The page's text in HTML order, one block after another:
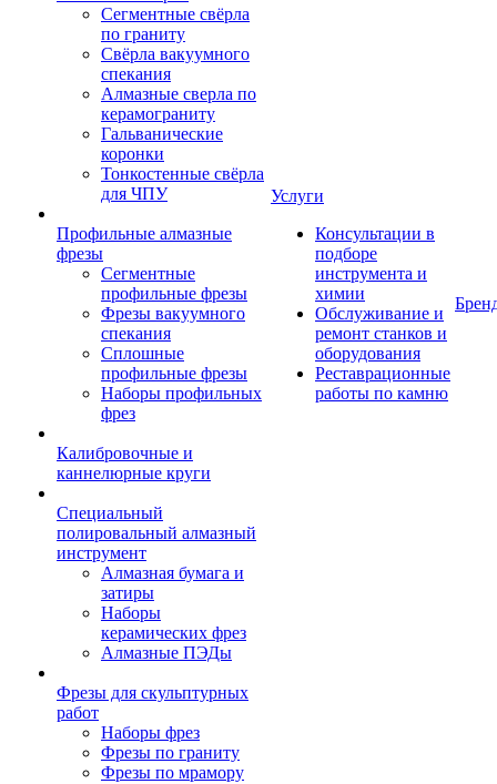
Сегментные свёрла
по граниту
Свёрла вакуумного
спекания
Алмазные сверла по
керамограниту
Гальванические
коронки
Тонкостенные свёрла
для ЧПУ
Профильные алмазные
фрезы
Сегментные
профильные фрезы
Фрезы вакуумного
спекания
Сплошные
профильные фрезы
Наборы профильных
фрез
Калибровочные и
каннелюрные круги
Специальный
полировальный алмазный
инструмент
Алмазная бумага и
затиры
Наборы
керамических фрез
Алмазные ПЭДы
Фрезы для скульптурных
работ
Наборы фрез
Фрезы по граниту
Фрезы по мрамору
Услуги
Консультации в
подборе
инструмента и
химии
Обслуживание и
ремонт станков и
оборудования
Реставрационные
работы по камню